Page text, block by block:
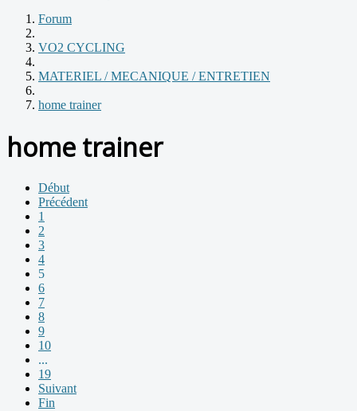
Forum
VO2 CYCLING
MATERIEL / MECANIQUE / ENTRETIEN
home trainer
home trainer
Début
Précédent
1
2
3
4
5
6
7
8
9
10
...
19
Suivant
Fin